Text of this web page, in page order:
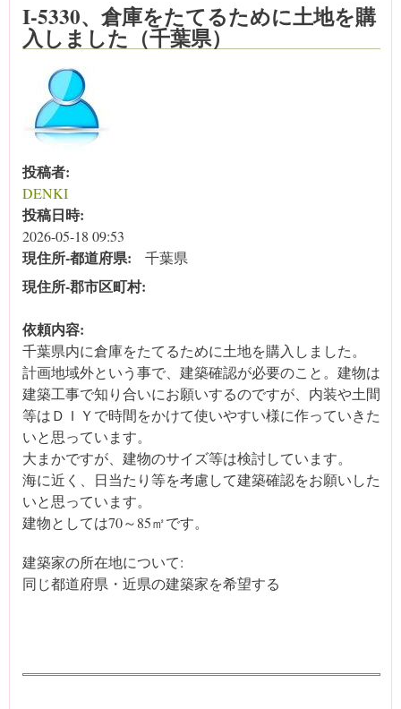
I-5330、倉庫をたてるために土地を購
入しました（千葉県）
投稿者:
DENKI
投稿日時:
2026-05-18 09:53
現住所‐都道府県: 千葉県
現住所‐郡市区町村:
依頼内容:
千葉県内に倉庫をたてるために土地を購入しました。
計画地域外という事で、建築確認が必要のこと。建物は
建築工事で知り合いにお願いするのですが、内装や土間
等はＤＩＹで時間をかけて使いやすい様に作っていきた
いと思っています。
大まかですが、建物のサイズ等は検討しています。
海に近く、日当たり等を考慮して建築確認をお願いした
いと思っています。
建物としては70～85㎡です。
建築家の所在地について:
同じ都道府県・近県の建築家を希望する